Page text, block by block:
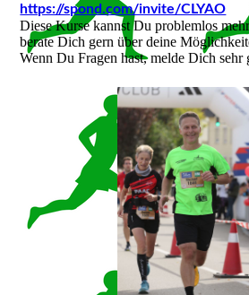
https://spond.com/invite/CLYAO
Diese Kurse kannst Du problemlos
berate Dich gern über deine
Wenn Du Fragen hast, melde Dich sehr